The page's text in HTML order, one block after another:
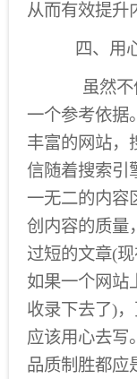
从而有效提升
四、用心
虽然不像
一个参考依据
丰富的网站，
信随着搜索引
一无二的内容
创内容的质量
过短的文章(
如果一个网站
收录下去了)
应该用心去写
品质制胜都应